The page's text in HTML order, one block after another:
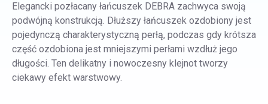
Elegancki pozłacany łańcuszek DEBRA zachwyca swoją
podwójną konstrukcją. Dłuższy łańcuszek ozdobiony jest
pojedynczą charakterystyczną perłą, podczas gdy krótsza
część ozdobiona jest mniejszymi perłami wzdłuż jego
długości. Ten delikatny i nowoczesny klejnot tworzy
ciekawy efekt warstwowy.